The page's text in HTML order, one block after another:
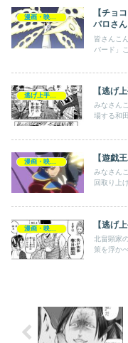
【チョ
バロさ
皆さんこ
バード」
【逃げ
みなさん
場する和
漫画・映画・ゲーム 【遊戯
みなさん
回取り上
漫画・映画・ゲーム 【逃げ
北畠顕家
策を浮か